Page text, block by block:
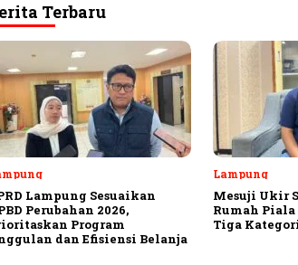
Terbaru
Lampung Sesuaikan
Perubahan 2026,
Program
dan Efisiensi Belanja
Lampung
Mesuji Ukir
Rumah
Tiga